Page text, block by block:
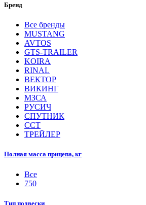
Бренд
Все бренды
MUSTANG
AVTOS
GTS-TRAILER
KOIRA
RINAL
ВЕКТОР
ВИКИНГ
МЗСА
РУСИЧ
СПУТНИК
ССТ
ТРЕЙЛЕР
Полная масса прицепа, кг
Все
750
Тип подвески